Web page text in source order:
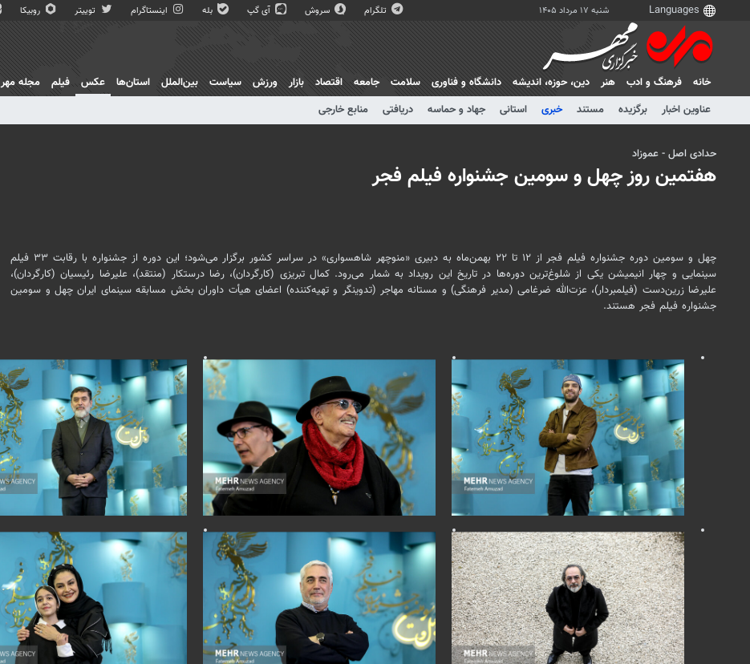
شنبه ۱۷ مرداد ۱۴۰۵ تلگرام سروش آی گپ بله اینستاگرام توییتر روبیکا
خانه فرهنگ و ادب هنر دين، حوزه، انديشه دانشگاه و فناوری سلامت جامعه اقتصاد بازار ورزش سیاست بین‌الملل استان‌ها
عکس
عناوین اخبار
برگزیده مستند خبری استانی جهاد و حماسه دریافتی منابع خارجی
فیلم مجله مهر
حدادی اصل - عموزاد
هفتمین روز چهل‌ و سومین جشنواره فیلم فجر
چهل و سومین دوره جشنواره فیلم فجر از ۱۲ تا ۲۲ بهمن‌ماه به دبیری «منوچهر شاهسواری» در سراسر کشور برگزار می‌شود؛ این دوره از جشنواره با رقابت ۳۳ فیلم
سینمایی و چهار انیمیشن یکی از شلوغ‌ترین دوره‌ها در تاریخ این رویداد به شمار می‌رود. کمال تبریزی (کارگردان)، رضا درستکار (منتقد)، علیرضا رئیسیان (کارگردان)،
علیرضا زرین‌دست (فیلمبردار)، عزت‌الله ضرغامی (مدیر فرهنگی) و مستانه مهاجر (تدوینگر و تهیه‌کننده) اعضای هیأت داوران بخش مسابقه سینمای ایران چهل و سومین
جشنواره فیلم فجر هستند.